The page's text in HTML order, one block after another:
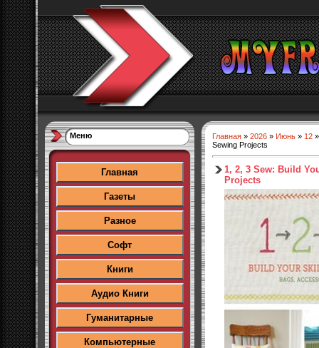
Меню
Главная
Газеты
Разное
Софт
Книги
Аудио Книги
Гуманитарные
Компьютерные
Главная » 2026 » Июнь » 12
Sewing Projects
1, 2, 3 Sew: Build
Projects